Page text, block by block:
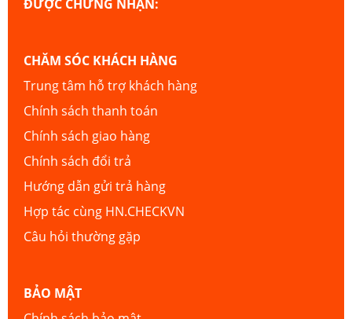
ĐƯỢC CHỨNG NHẬN:
CHĂM SÓC KHÁCH HÀNG
Trung tâm hỗ trợ khách hàng
Chính sách thanh toán
Chính sách giao hàng
Chính sách đổi trả
Hướng dẫn gửi trả hàng
Hợp tác cùng HN.CHECKVN
Câu hỏi thường gặp
BẢO MẬT